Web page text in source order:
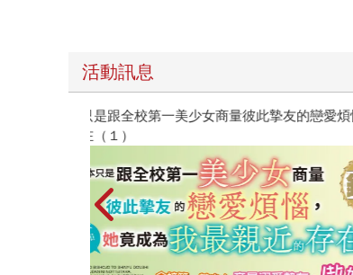
活動訊息
竟成為我最親近 台灣角川2026漫畫博覽會